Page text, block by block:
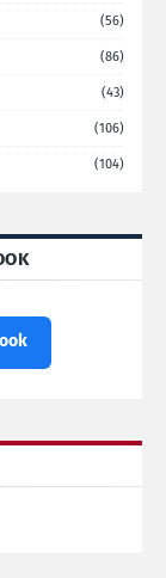
(56)
(86)
(43)
(106)
(104)